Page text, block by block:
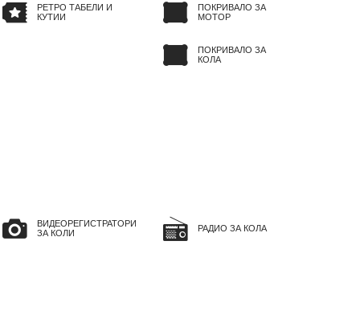
РЕТРО ТАБЕЛИ И
КУТИИ
ПОКРИВАЛО ЗА
МОТОР
ПОКРИВАЛО ЗА
КОЛА
ВИДЕОРЕГИСТРАТОРИ
ЗА КОЛИ
РАДИО ЗА КОЛА